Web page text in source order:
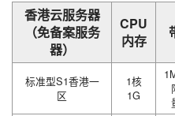
香港云服务器
（免备案服务
器）
CPU
内存
标准型S1香港一
区
1核
1G